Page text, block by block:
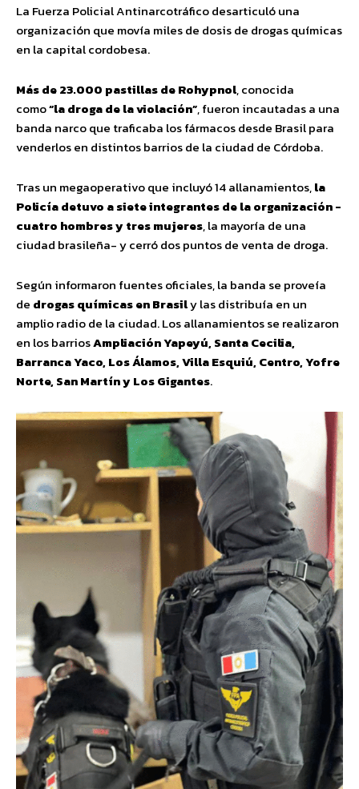
La Fuerza Policial Antinarcotráfico desarticuló una
organización que movía miles de dosis de drogas químicas
en la capital cordobesa.
Más de 23.000 pastillas de Rohypnol, conocida
como“la droga de la violación”, fueron incautadas a una
banda narco que traficaba los fármacos desde Brasil para
venderlos en distintos barrios de la ciudad de Córdoba.
Tras un megaoperativo que incluyó 14 allanamientos,la
Policía detuvo a siete integrantes de la organización -
cuatro hombres y tres mujeres, la mayoría de una
ciudad brasileña- y cerró dos puntos de venta de droga.
Según informaron fuentes oficiales, la banda se proveía
de drogas químicas en Brasily las distribuía en un
amplio radio de la ciudad. Los allanamientos se realizaron
en los barriosAmpliación Yapeyú, Santa Cecilia,
Barranca Yaco, Los Álamos, Villa Esquiú, Centro, Yofre
Norte, San Martín y Los Gigantes.